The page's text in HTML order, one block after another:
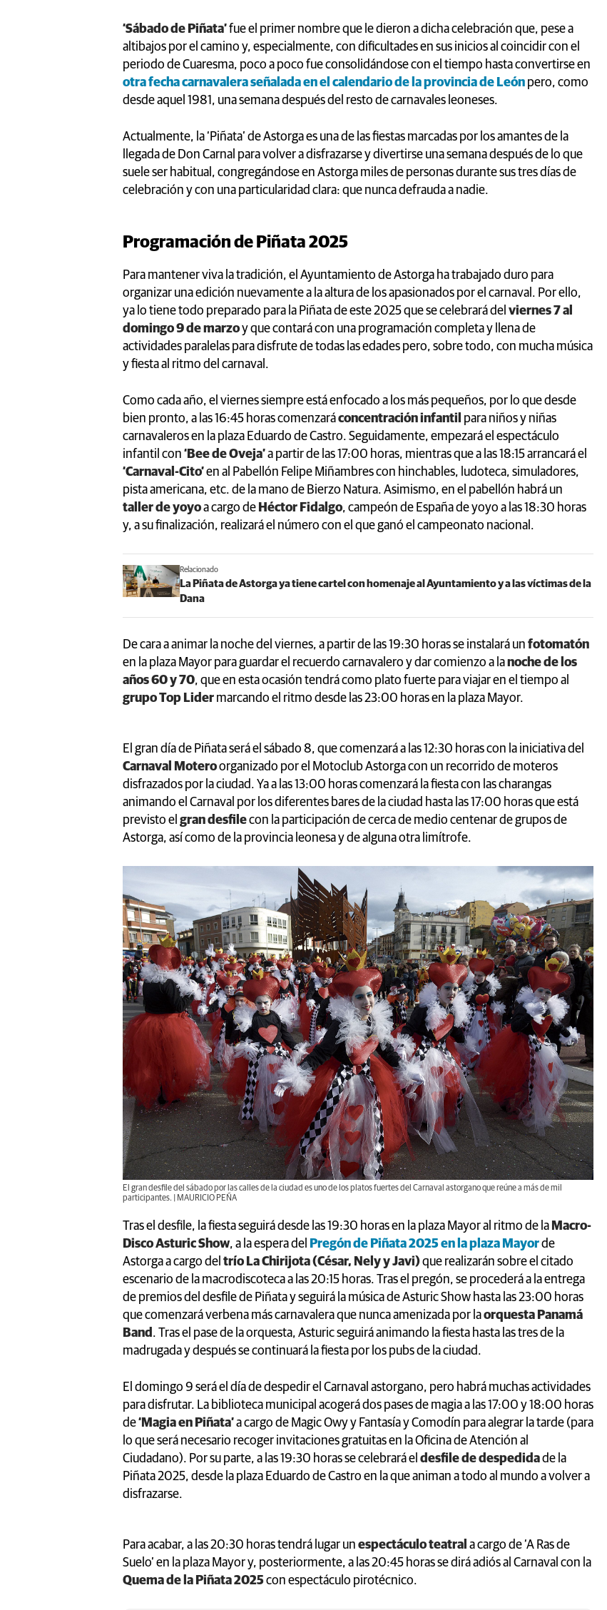
‘Sábado de Piñata’fue el primer nombre que le dieron a dicha celebración que, pese a
altibajos por el camino y, especialmente, con dificultades en sus inicios al coincidir con el
periodo de Cuaresma, poco a poco fue consolidándose con el tiempo hasta convertirse en
otra fecha carnavalera señalada en el calendario de la provincia de León pero, como
desde aquel 1981, una semana después del resto de carnavales leoneses.
Actualmente, la ‘Piñata’ de Astorga es una de las fiestas marcadas por los amantes de la
llegada de Don Carnal para volver a disfrazarse y divertirse una semana después de lo que
suele ser habitual, congregándose en Astorga miles de personas durante sus tres días de
celebración y con una particularidad clara: que nunca defrauda a nadie.
Programación de Piñata 2025
Para mantener viva la tradición, el Ayuntamiento de Astorga ha trabajado duro para
organizar una edición nuevamente a la altura de los apasionados por el carnaval. Por ello,
ya lo tiene todo preparado para la Piñata de este 2025 que se celebrará del viernes 7 al
domingo 9 de marzoy que contará con una programación completa y llena de
actividades paralelas para disfrute de todas las edades pero, sobre todo, con mucha música
y fiesta al ritmo del carnaval.
Como cada año, el viernes siempre está enfocado a los más pequeños, por lo que desde
bien pronto, a las 16:45 horas comenzaráconcentración infantil para niños y niñas
carnavaleros en la plaza Eduardo de Castro. Seguidamente, empezará el espectáculo
infantil con ‘Bee de Oveja’a partir de las 17:00 horas, mientras que a las 18:15 arrancará el
‘Carnaval-Cito’en al Pabellón Felipe Miñambres con hinchables, ludoteca, simuladores,
pista americana, etc. de la mano de Bierzo Natura. Asimismo, en el pabellón habrá un
taller de yoyoa cargo de Héctor Fidalgo, campeón de España de yoyo a las 18:30 horas
y, a su finalización, realizará el número con el que ganó el campeonato nacional.
Relacionado
La Piñata de Astorga ya tiene cartel con homenaje al Ayuntamiento y a las víctimas de la
Dana
De cara a animar la noche del viernes, a partir de las 19:30 horas se instalará un fotomatón
en la plaza Mayor para guardar el recuerdo carnavalero y dar comienzo a lanoche de los
años 60 y 70, que en esta ocasión tendrá como plato fuerte para viajar en el tiempo al
grupo Top Lider marcando el ritmo desde las 23:00 horas en la plaza Mayor.
El gran día de Piñata será el sábado 8, que comenzará a las 12:30 horas con la iniciativa del
Carnaval Moteroorganizado por el Motoclub Astorga con un recorrido de moteros
disfrazados por la ciudad. Ya a las 13:00 horas comenzará la fiesta con las charangas
animando el Carnaval por los diferentes bares de la ciudad hasta las 17:00 horas que está
previsto el gran desfilecon la participación de cerca de medio centenar de grupos de
Astorga, así como de la provincia leonesa y de alguna otra limítrofe.
El gran desfile del sábado por las calles de la ciudad es uno de los platos fuertes del Carnaval astorgano que reúne a más de mil
participantes. | MAURICIO PEÑA
Tras el desfile, la fiesta seguirá desde las 19:30 horas en la plaza Mayor al ritmo de la Macro-
Disco Asturic Show, a la espera del Pregón de Piñata 2025 en la plaza Mayorde
Astorga a cargo del trío La Chirijota (César, Nely y Javi)que realizarán sobre el citado
escenario de la macrodiscoteca a las 20:15 horas. Tras el pregón, se procederá a la entrega
de premios del desfile de Piñata y seguirá la música de Asturic Show hasta las 23:00 horas
que comenzará verbena más carnavalera que nunca amenizada por laorquesta Panamá
Band . Tras el pase de la orquesta, Asturic seguirá animando la fiesta hasta las tres de la
madrugada y después se continuará la fiesta por los pubs de la ciudad.
El domingo 9 será el día de despedir el Carnaval astorgano, pero habrá muchas actividades
para disfrutar. La biblioteca municipal acogerá dos pases de magia a las 17:00 y 18:00 horas
de‘Magia en Piñata’a cargo de Magic Owy y Fantasía y Comodín para alegrar la tarde (para
lo que será necesario recoger invitaciones gratuitas en la Oficina de Atención al
Ciudadano). Por su parte, a las 19:30 horas se celebrará el desfile de despedidade la
Piñata 2025, desde la plaza Eduardo de Castro en la que animan a todo al mundo a volver a
disfrazarse.
Para acabar, a las 20:30 horas tendrá lugar un espectáculo teatral a cargo de ‘A Ras de
Suelo’ en la plaza Mayor y, posteriormente, a las 20:45 horas se dirá adiós al Carnaval con la
Quema de la Piñata 2025con espectáculo pirotécnico.